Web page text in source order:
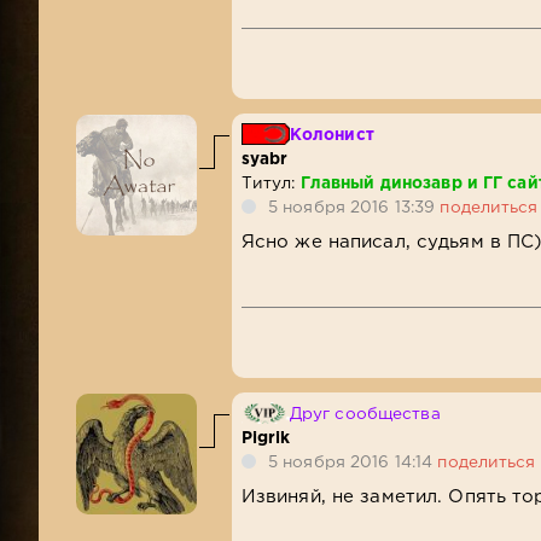
Колонист
syabr
Титул:
Главный динозавр и ГГ
5 ноября 2016 13:39 поделиться
Ясно же написал, судьям в ПС)
Друг сообщества
Pigrik
5 ноября 2016 14:14 поделиться
Извиняй, не заметил. Опять